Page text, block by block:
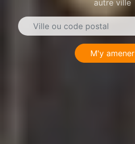
autre ville
M'y amener